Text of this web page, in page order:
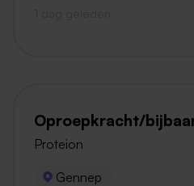
Oproepkracht/
Proteion
Gennep